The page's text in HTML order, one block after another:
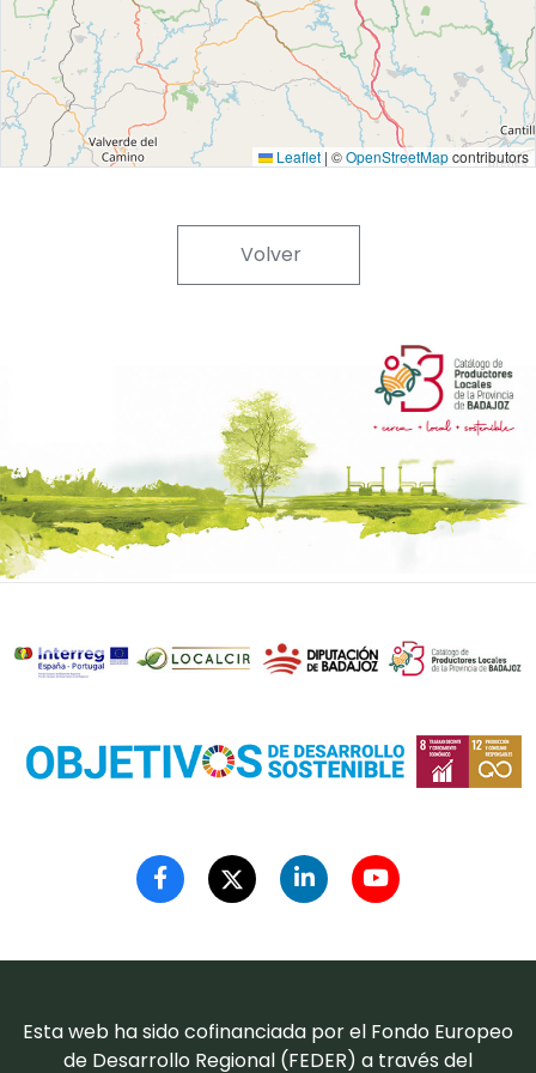
Leaflet | ©OpenStreetMapcontributors
Volver
Esta web ha sido cofinanciada por el Fondo Europeo
de Desarrollo Regional (FEDER) a través del